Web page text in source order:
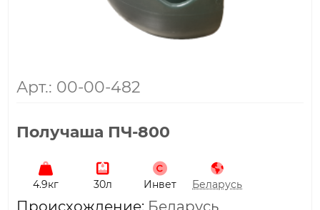
Арт.: 00-00-482
Получаша ПЧ-800
4.9кг 30л Инвет Беларусь
Проиcхождение: Беларусь